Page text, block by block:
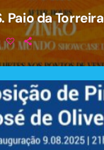
Paio da Torreira